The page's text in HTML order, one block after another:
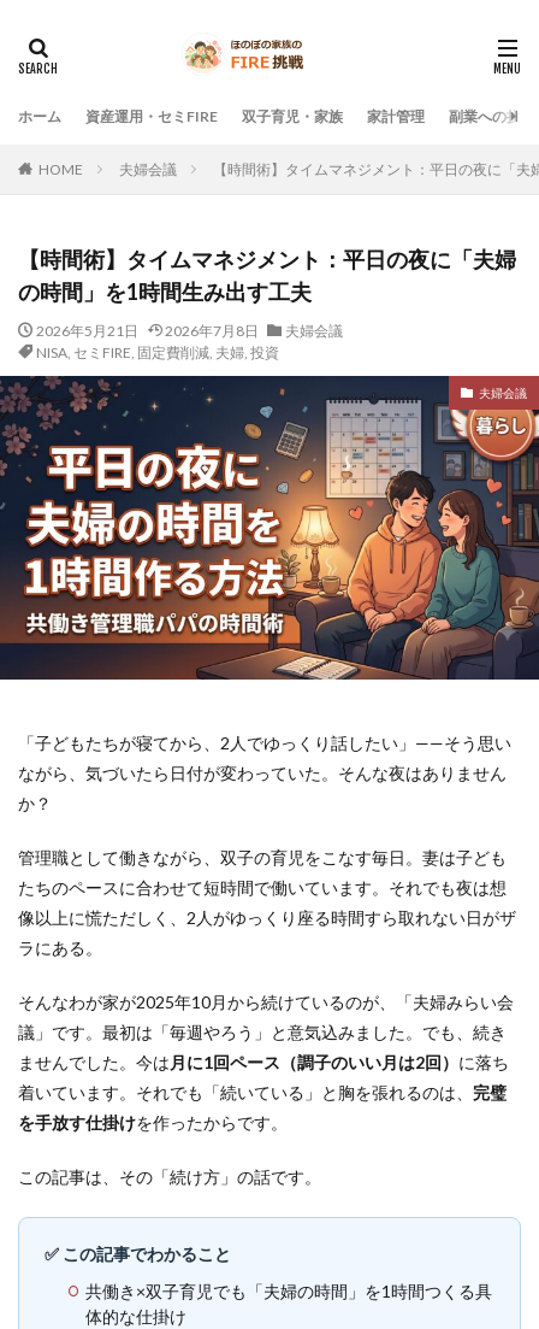
ホーム 資産運用・セミFIRE 双子育児・家族 家計管理 副業への挑戦
HOME 夫婦会議 【時間術】タイムマネジメント：平日の夜に「
【時間術】タイムマネジメント：平日の夜に「夫婦
の時間」を1時間生み出す工夫
2026年5月21日 2026年7月8日
夫婦会議
NISA, セミFIRE, 固定費削減, 夫婦, 投資
夫婦会議
「子どもたちが寝てから、2人でゆっくり話したい」——そう思い
ながら、気づいたら日付が変わっていた。そんな夜はありません
か？
管理職として働きながら、双子の育児をこなす毎日。妻は子ども
たちのペースに合わせて短時間で働いています。それでも夜は想
像以上に慌ただしく、2人がゆっくり座る時間すら取れない日がザ
ラにある。
そんなわが家が2025年10月から続けているのが、「夫婦みらい会
議」です。最初は「毎週やろう」と意気込みました。でも、続き
ませんでした。今は 月に1回ペース（調子のいい月は2回） に落ち
着いています。それでも「続いている」と胸を張れるのは、 完璧
を手放す仕掛けを作ったからです。
この記事は、その「続け方」の話です。
✅ この記事でわかること
共働き×双子育児でも「夫婦の時間」を1時間つくる具
体的な仕掛け